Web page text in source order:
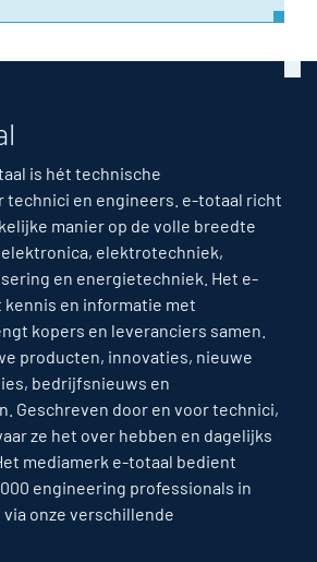
is hét technische
technici en engineers. e-totaal richt
manier op de volle breedte
elektrotechniek,
en energietechniek. Het e-
en informatie met
kopers en leveranciers samen.
producten, innovaties, nieuwe
bedrijfsnieuws en
Geschreven door en voor technici,
ze het over hebben en dagelijks
mediamerk e-totaal bedient
engineering professionals in
onze verschillende